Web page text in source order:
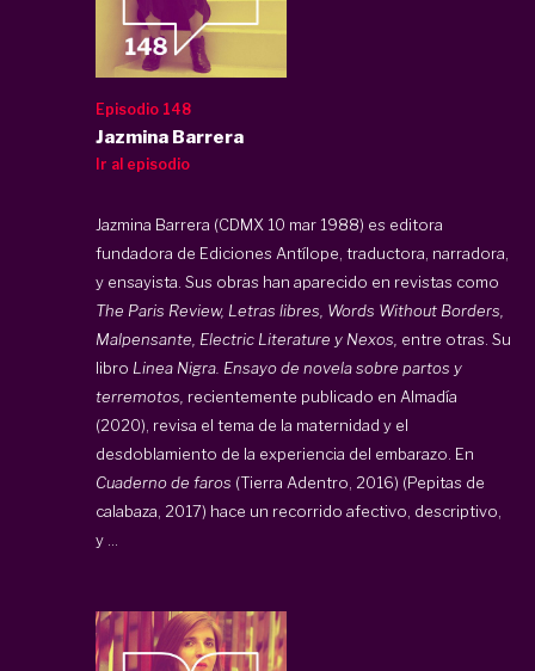
Episodio 148
Jazmina Barrera
Ir al episodio
Jazmina Barrera (CDMX 10 mar 1988) es editora
fundadora de Ediciones Antílope, traductora, narradora,
y ensayista. Sus obras han aparecido en revistas como
The Paris Review, Letras libres, Words Without Borders,
Malpensante, Electric Literature y Nexos, entre otras. Su
libro Linea Nigra. Ensayo de novela sobre partos y
terremotos, recientemente publicado en Almadía
(2020), revisa el tema de la maternidad y el
desdoblamiento de la experiencia del embarazo. En
Cuaderno de faros (Tierra Adentro, 2016) (Pepitas de
calabaza, 2017) hace un recorrido afectivo, descriptivo,
y ...